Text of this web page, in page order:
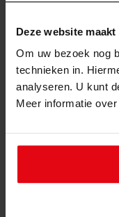
Deze website
Om uw bezoek nog
technieken in.
analyseren. U kunt
Meer informatie